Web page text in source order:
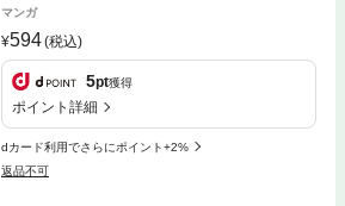
マンガ
594(税込)
5pt獲得
ポイント詳細
dカード利用でさらにポイント+2%
返品不可